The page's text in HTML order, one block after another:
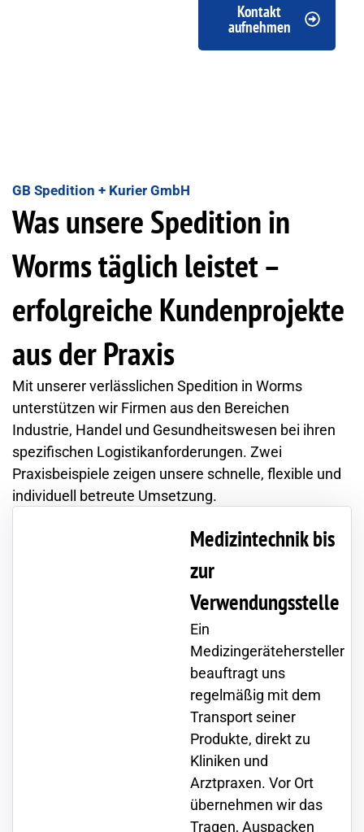
Kontakt
aufnehmen
GB Spedition + Kurier GmbH
Was unsere Spedition in
Worms täglich leistet –
erfolgreiche Kundenprojekte
aus der Praxis
Mit unserer verlässlichen Spedition in Worms
unterstützen wir Firmen aus den Bereichen
Industrie, Handel und Gesundheitswesen bei ihren
spezifischen Logistikanforderungen. Zwei
Praxisbeispiele zeigen unsere schnelle, flexible und
individuell betreute Umsetzung.
Medizintechnik bis
zur
Verwendungsstelle
Ein
Medizingerätehersteller
beauftragt uns
regelmäßig mit dem
Transport seiner
Produkte, direkt zu
Kliniken und
Arztpraxen. Vor Ort
übernehmen wir das
Tragen, Auspacken